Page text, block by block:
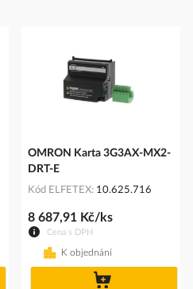
OMRON Karta 3G3AX-MX2-
DRT-E
Kód ELFETEX 10.625.716
Cena s DPH
8 687,91 Kč/ks
K objednání